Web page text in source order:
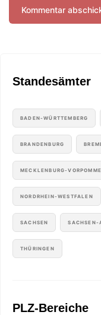
Standesämter
BADEN-WÜRTTEMBERG
BRANDENBURG
MECKLENBURG-
NORDRHEIN-WESTFALEN
SACHSEN SACHSEN-
THÜRINGEN
PLZ-Bereiche